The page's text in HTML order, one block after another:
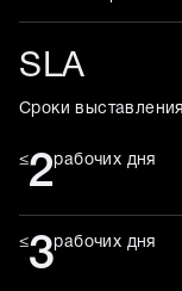
SLA
Сроки
≤2рабочих дня
≤3рабочих дня